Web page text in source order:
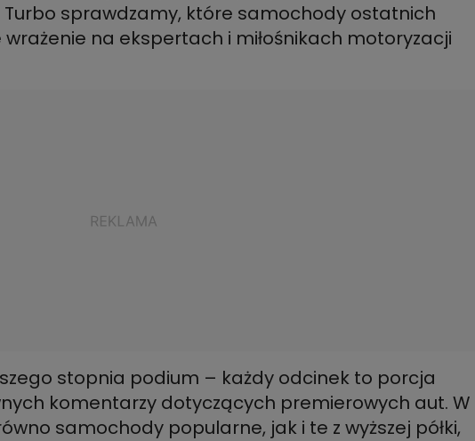
Turbo sprawdzamy, które samochody ostatnich
wrażenie na ekspertach i miłośnikach motoryzacji
stopnia podium – każdy odcinek to porcja
komentarzy dotyczących premierowych aut. W
samochody popularne, jak i te z wyższej półki,